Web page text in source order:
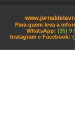
Para quem leva a
WhatsApp: (35) 9
Instagram e Facebook: